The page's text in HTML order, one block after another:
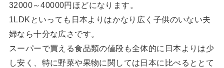
32000～40000円ほどになります。
1LDKといっても日本よりはかなり広く子供のいない夫
婦なら十分な広さです。
スーパーで買える食品類の値段も全体的に日本よりは少
し安く、特に野菜や果物に関しては日本に比べるととて